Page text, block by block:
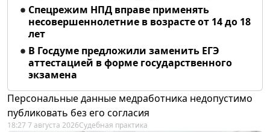
Спецрежим НПД вправе применять
несовершеннолетние в возрасте от 14 до 18
лет
В Госдуме предложили заменить ЕГЭ
аттестацией в форме государственного
экзамена
Персональные данные медработника недопустимо
публиковать без его согласия
18:27 7 августа 2026Судебная практика